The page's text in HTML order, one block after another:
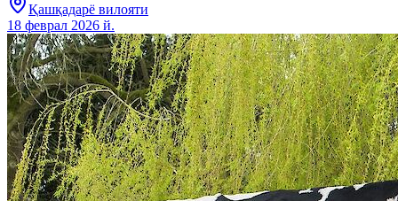
Қашқадарё вилояти
18 феврал 2026 й.